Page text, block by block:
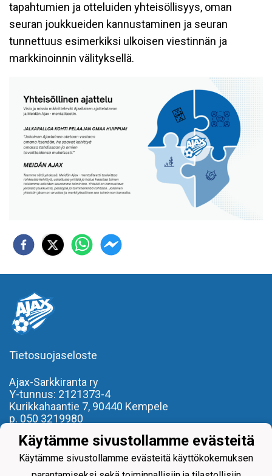
tapahtumien ja otteluiden yhteisöllisyys, oman
seuran joukkueiden kannustaminen ja seuran
tunnettuus esimerkiksi ulkoisen viestinnän ja
markkinoinnin välityksellä.
Tietosuojaseloste
Ajax-Sarkkiranta ry
Y-tunnus: 2121373-4
Kurikkahaantie 7, 90440 Kempele
p. 050 3219980
- REILU PELI, REILU KAVERI -
Käytämme sivustollamme evästeitä
Käytämme sivustollamme evästeitä käyttökokemuksen